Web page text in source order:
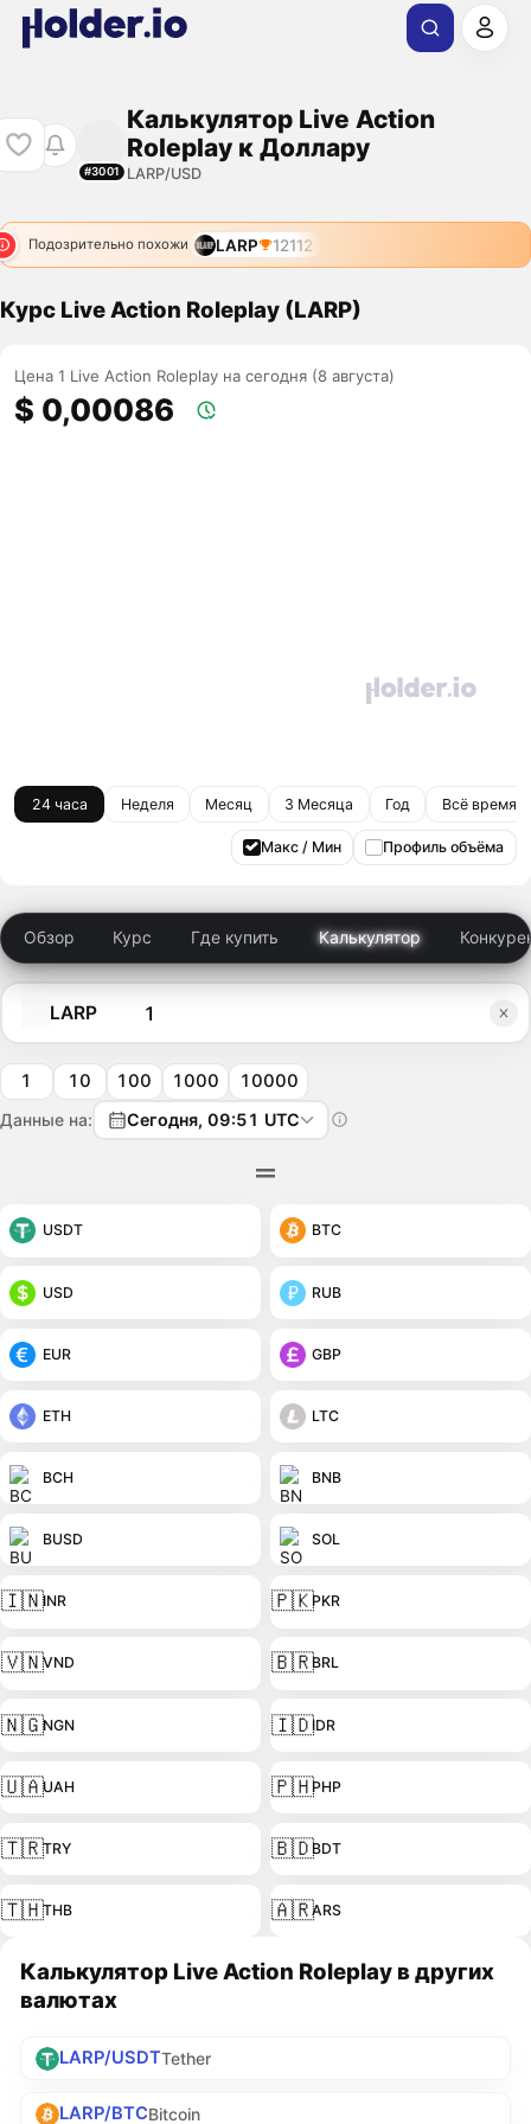
#3001
Калькулятор Live Action
Roleplay к Доллару
LARP/USD
Подозрительно похожи LARP 12112
Курс Live Action Roleplay (LARP)
Цена 1 Live Action Roleplay на сегодня (8 августа)
$ 0,00086
24 часа Неделя Месяц 3 Месяца Год Всё время
Макс / Мин Профиль объёма
Обзор Курс Где купить Калькулятор
LARP
1 10 100 1000 10000
Данные на: Сегодня, 09:51 UTC
USDT BTC
USD RUB
EUR GBP
ETH LTC
BCH BNB
BUSD SOL
🇮🇳INR 🇵🇰PKR
🇻🇳VND 🇧🇷BRL
🇳🇬NGN 🇮🇩IDR
🇺🇦UAH 🇵🇭PHP
🇹🇷TRY 🇧🇩BDT
🇹🇭THB 🇦🇷ARS
Калькулятор Live Action Roleplay в других
валютах
LARP/USDTTether
LARP/BTCBitcoin